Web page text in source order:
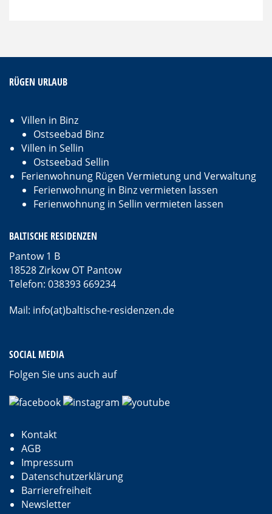
RÜGEN URLAUB
Villen in Binz
Ostseebad Binz
Villen in Sellin
Ostseebad Sellin
Ferienwohnung Rügen Vermietung und Verwaltung
Ferienwohnung in Binz vermieten lassen
Ferienwohnung in Sellin vermieten lassen
BALTISCHE RESIDENZEN
Pantow 1 B
18528 Zirkow OT Pantow
Telefon: 038393 669234
Mail: info(at)baltische-residenzen.de
SOCIAL MEDIA
Folgen Sie uns auch auf
Kontakt
AGB
Impressum
Datenschutzerklärung
Barrierefreiheit
Newsletter